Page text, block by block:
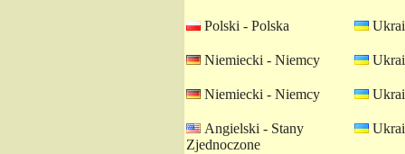
Polski - Polska
Niemiecki - Niemcy
Niemiecki - Niemcy
Angielski - Stany
Zjednoczone